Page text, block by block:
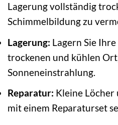
Lagerung vollständig
Schimmelbildung zu
Lagerung: Lagern Sie
trockenen und kühlen
Sonneneinstrahlung.
Reparatur: Kleine Löcher
mit einem Reparaturset